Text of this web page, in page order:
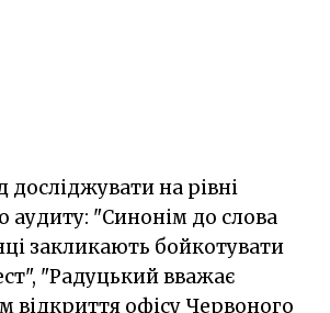
досліджувати на рівні
аудиту: "Синонім до слова
закликають бойкотувати
"Радуцький вважає
відкриття офісу Червоного